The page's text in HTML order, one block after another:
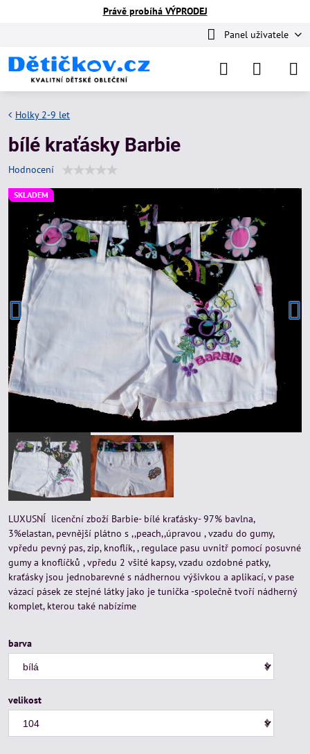
Právě probíhá VÝPRODEJ
Panel uživatele
SKLADEM
Holky 2-9 let
bílé kraťásky Barbie
Hodnocení
LUXUSNÍ licenční zboží Barbie- bílé kraťásky- 97% bavlna,
3%elastan, pevnější plátno s ,,peach,,úpravou , vzadu do gumy,
vpředu pevný pas, zip, knoflík, , regulace pasu uvnitř pomocí posuvné
gumy a knoflíčků , vpředu 2 všité kapsy, vzadu ozdobné patky,
kraťásky jsou jednobarevné s nádhernou výšivkou a aplikací, v pase
vázací pásek ze stejné látky jako je tunička -společně tvoří nádherný
komplet, kterou také nabízíme
barva
velikost